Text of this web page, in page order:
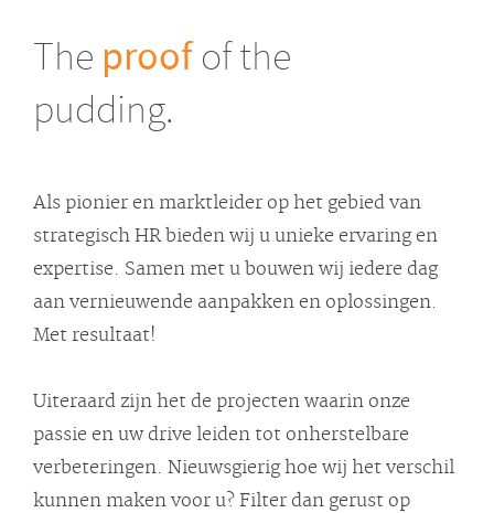
NEDERLANDS
The proofof the
pudding.
Als pionier en marktleider op het gebied van
strategisch HR bieden wij u unieke ervaring en
expertise. Samen met u bouwen wij iedere dag
aan vernieuwende aanpakken en oplossingen.
Met resultaat!
Uiteraard zijn het de projecten waarin onze
passie en uw drive leiden tot onherstelbare
verbeteringen. Nieuwsgierig hoe wij het verschil
kunnen maken voor u? Filter dan gerust op